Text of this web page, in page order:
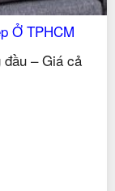
Ở TPHCM
– Giá cả